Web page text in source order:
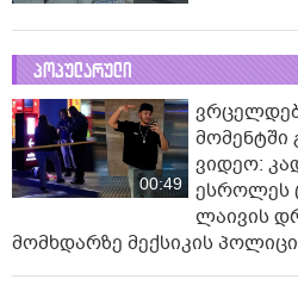
პოპულარული
00:49
მომენტში
ვიდეო:
ესროლეს
ლაივის
მომხდარზე მექსიკის